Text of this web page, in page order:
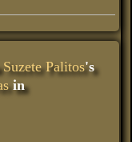
Suzete Palitos's
in